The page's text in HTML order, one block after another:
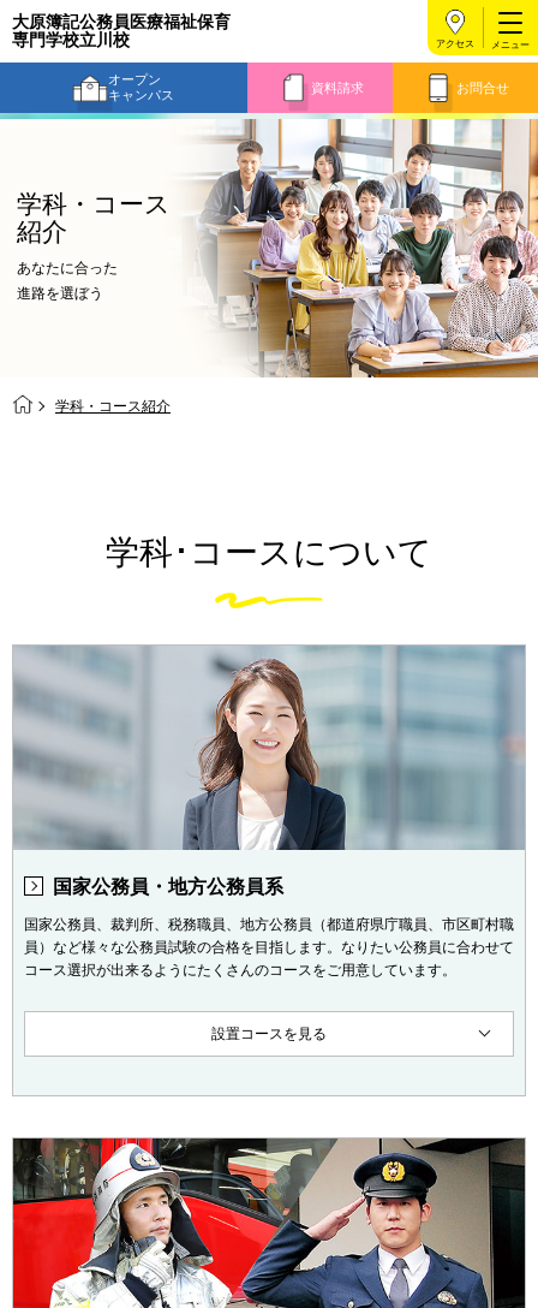
大原簿記公務員医療福祉保育
専門学校立川校
オープン
キャンパス
資料請求 お問合せ
アクセス
学科・コース
紹介
あなたに合った
進路を選ぼう
学科・コース紹介
学科･コースについて
国家公務員・地方公務員系
国家公務員、裁判所、税務職員、地方公務員（都道府県庁職員、市区町村職
員）など様々な公務員試験の合格を目指します。なりたい公務員に合わせて
コース選択が出来るようにたくさんのコースをご用意しています。
設置コースを見る